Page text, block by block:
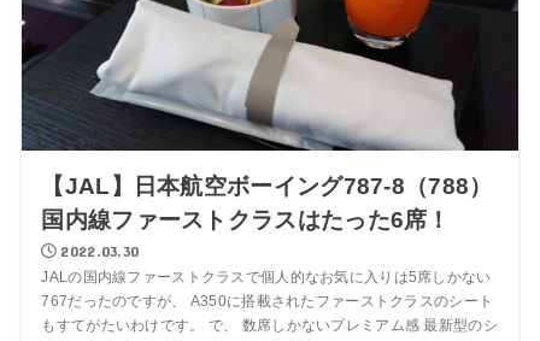
【JAL】日本航空ボーイング787-8（788）
国内線ファーストクラスはたった6席！
2022.03.30
JALの国内線ファーストクラスで個人的なお気に入りは5席しかない
767だったのですが、 A350に搭載されたファーストクラスのシート
もすてがたいわけです。 で、 数席しかないプレミアム感 最新型のシ